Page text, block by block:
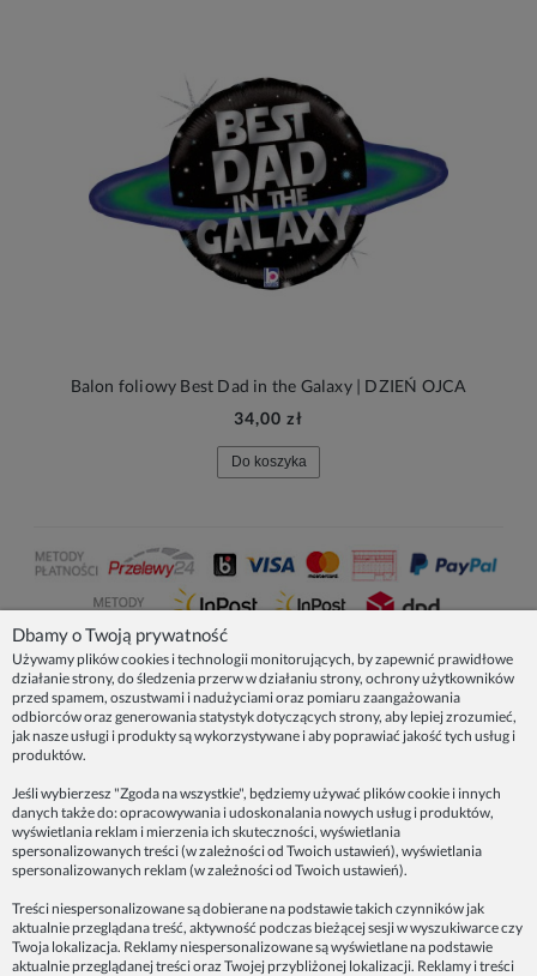
Balon foliowy Best Dad in the Galaxy | DZIEŃ OJCA
34,00 zł
Do koszyka
NASZE PRODUKTY
INFORMACJE
ZAINSPIRUJ SIĘ!
Dane firmy:
Spoko Motyw, Małgorzata Nowak-Staszak
ul. Skowronia 3D/4, 30-650 Kraków
NIP 7343314687
Dbamy o Twoją prywatność
Używamy plików cookies i technologii monitorujących, by zapewnić prawidłowe
działanie strony, do śledzenia przerw w działaniu strony, ochrony użytkowników
przed spamem, oszustwami i nadużyciami oraz pomiaru zaangażowania
odbiorców oraz generowania statystyk dotyczących strony, aby lepiej zrozumieć,
jak nasze usługi i produkty są wykorzystywane i aby poprawiać jakość tych usług i
produktów.
Jeśli wybierzesz "Zgoda na wszystkie", będziemy używać plików cookie i innych
danych także do: opracowywania i udoskonalania nowych usług i produktów,
wyświetlania reklam i mierzenia ich skuteczności, wyświetlania
spersonalizowanych treści (w zależności od Twoich ustawień), wyświetlania
spersonalizowanych reklam (w zależności od Twoich ustawień).
Treści niespersonalizowane są dobierane na podstawie takich czynników jak
aktualnie przeglądana treść, aktywność podczas bieżącej sesji w wyszukiwarce czy
Twoja lokalizacja. Reklamy niespersonalizowane są wyświetlane na podstawie
aktualnie przeglądanej treści oraz Twojej przybliżonej lokalizacji. Reklamy i treści